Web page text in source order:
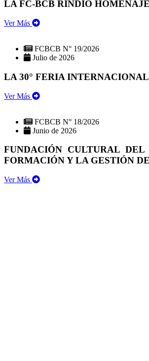
LA FC-BCB RINDIÓ
Ver Más
FCBCB N° 19/2026
Julio de 2026
LA 30° FERIA
Ver Más
FCBCB N° 18/2026
Junio de 2026
FUNDACIÓN CULTURAL
FORMACIÓN Y LA GESTIÓN
Ver Más